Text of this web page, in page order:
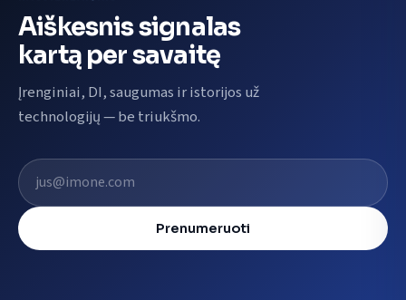
Aiškesnis signalas
kartą per savaitę
Įrenginiai, DI, saugumas ir istorijos už
technologijų — be triukšmo.
El. pašto adresas
Prenumeruoti